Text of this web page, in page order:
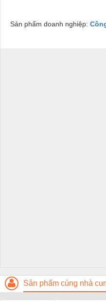
Sản phẩm doanh nghiệp:
Sản phẩm cùng nhà